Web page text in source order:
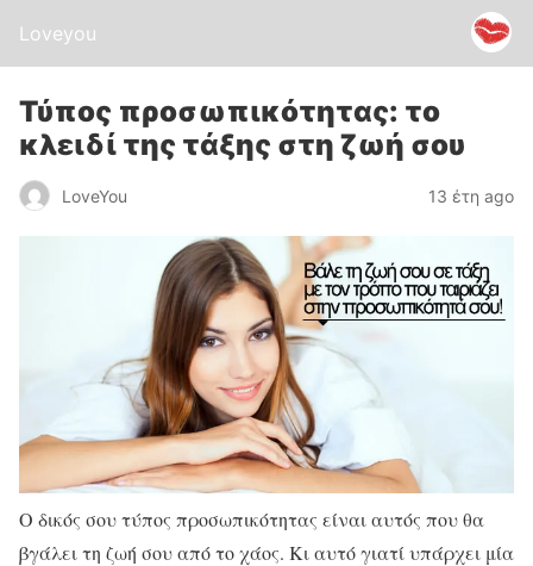
Loveyou
Τύπος προσωπικότητας: το
κλειδί της τάξης στη ζωή σου
LoveYou 13 έτη ago
Ο δικός σου τύπος προσωπικότητας είναι αυτός που θα
βγάλει τη ζωή σου από το χάος. Κι αυτό γιατί υπάρχει μία